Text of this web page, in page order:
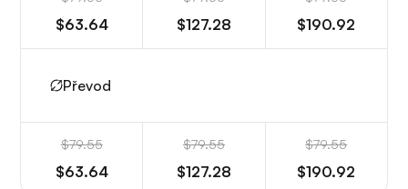
$63.64 $127.28 $190.92
Převod
$79.55
$63.64
$79.55
$127.28
$79.55
$190.92